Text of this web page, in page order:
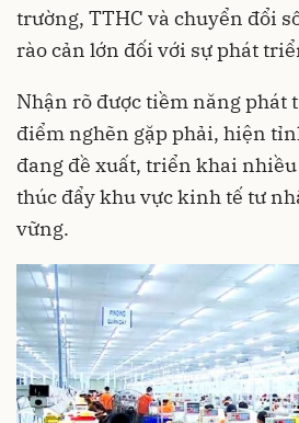
trường, TTHC và chuyển đổi
rào cản lớn đối với sự phát
Nhận rõ được tiềm năng phát
điểm nghẽn gặp phải, hiện
đang đề xuất, triển khai
thúc đẩy khu vực kinh tế tư
vững.